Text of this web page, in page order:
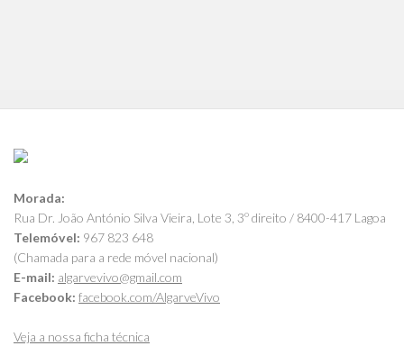
Morada:
Rua Dr. João António Silva Vieira, Lote 3, 3º direito / 8400-417 Lagoa
Telemóvel: 967 823 648
(Chamada para a rede móvel nacional)
E-mail: algarvevivo@gmail.com
Facebook: facebook.com/AlgarveVivo
Veja a nossa ficha técnica